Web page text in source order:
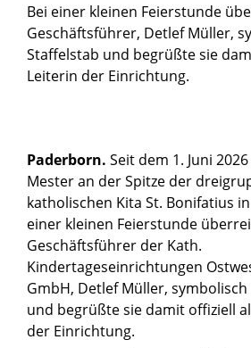
Bei einer kleinen Feierstunde
Geschäftsführer, Detlef Müller,
Staffelstab und begrüßte sie
Leiterin der Einrichtung.
Paderborn. Seit dem 1. Juni
Mester an der Spitze der
katholischen Kita St. Bonifatius
einer kleinen Feierstunde
Geschäftsführer der Kath.
Kindertageseinrichtungen
GmbH, Detlef Müller,
und begrüßte sie damit offiziell
der Einrichtung.